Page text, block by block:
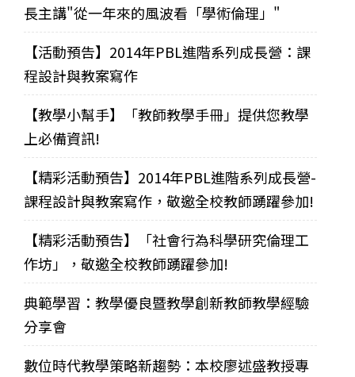
長主講"從一年來的風波看「學術倫理」"
【活動預告】2014年PBL進階系列成長營：課
程設計與教案寫作
【教學小幫手】「教師教學手冊」提供您教學
上必備資訊!
【精彩活動預告】2014年PBL進階系列成長營-
課程設計與教案寫作，敬邀全校教師踴躍參加!
【精彩活動預告】「社會行為科學研究倫理工
作坊」，敬邀全校教師踴躍參加!
典範學習：教學優良暨教學創新教師教學經驗
分享會
數位時代教學策略新趨勢：本校廖述盛教授專